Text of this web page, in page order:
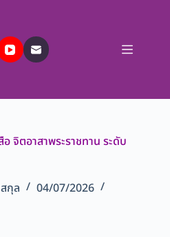
จิตอาสาพระราชทาน ระดับ
กุล
04/07/2026